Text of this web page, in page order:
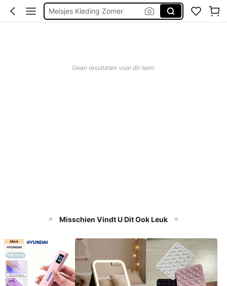
Badpak Meisje
Geen resultaten voor dit item.
Misschien Vindt U Dit Ook Leuk